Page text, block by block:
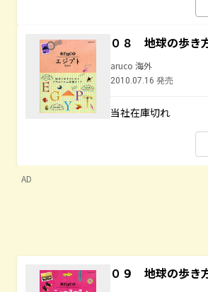
０８ 地球の歩
aruco 海外
2010.07.16 発売
当社在庫切れ
AD
０９ 地球の歩き